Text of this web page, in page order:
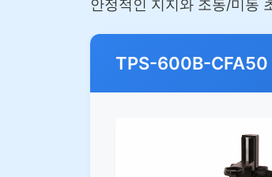
안정적인 지지와 조동/미동
TPS-600B-CFA50